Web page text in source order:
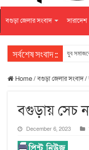
বগুড়া জেলার সংবাদ সারাদেশ
সর্বশেষ সংবাদ :: যুব
Home/বগুড়া জেলার সংবাদ/
বগুড়ায় সেচ
December 6, 2023